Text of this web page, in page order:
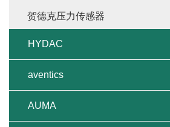
贺德克压力传感器
HYDAC
aventics
AUMA